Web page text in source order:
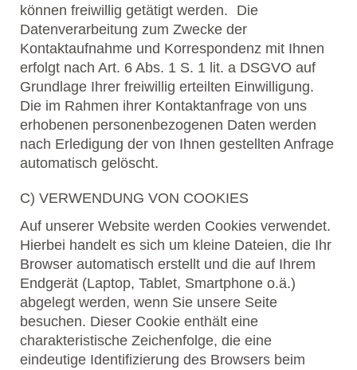
können freiwillig getätigt werden. Die
Datenverarbeitung zum Zwecke der
Kontaktaufnahme und Korrespondenz mit Ihnen
erfolgt nach Art. 6 Abs. 1 S. 1 lit. a DSGVO auf
Grundlage Ihrer freiwillig erteilten Einwilligung.
Die im Rahmen ihrer Kontaktanfrage von uns
erhobenen personenbezogenen Daten werden
nach Erledigung der von Ihnen gestellten Anfrage
automatisch gelöscht.
C) VERWENDUNG VON COOKIES
Auf unserer Website werden Cookies verwendet.
Hierbei handelt es sich um kleine Dateien, die Ihr
Browser automatisch erstellt und die auf Ihrem
Endgerät (Laptop, Tablet, Smartphone o.ä.)
abgelegt werden, wenn Sie unsere Seite
besuchen. Dieser Cookie enthält eine
charakteristische Zeichenfolge, die eine
eindeutige Identifizierung des Browsers beim